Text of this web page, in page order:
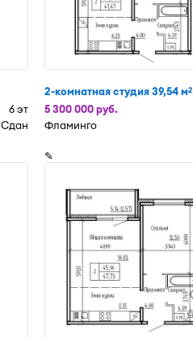
6 эт
Сдан
2-комнатная студия 39,54 м2
5 300 000 руб.
Фламинго
✎